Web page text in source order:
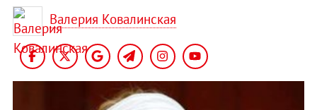
Валерия Ковалинская